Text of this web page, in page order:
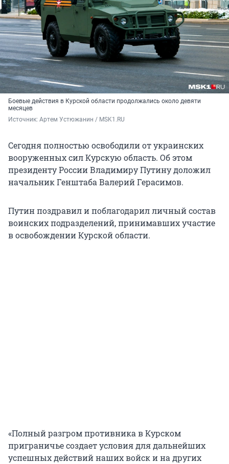
Боевые действия в Курской области продолжались около девяти
месяцев
Источник: Артем Устюжанин / MSK1.RU
Сегодня полностью освободили от украинских
вооруженных сил Курскую область. Об этом
президенту России Владимиру Путину доложил
начальник Генштаба Валерий Герасимов.
Путин поздравил и поблагодарил личный состав
воинских подразделений, принимавших участие
в освобождении Курской области.
«Полный разгром противника в Курском
приграничье создает условия для дальнейших
успешных действий наших войск и на других